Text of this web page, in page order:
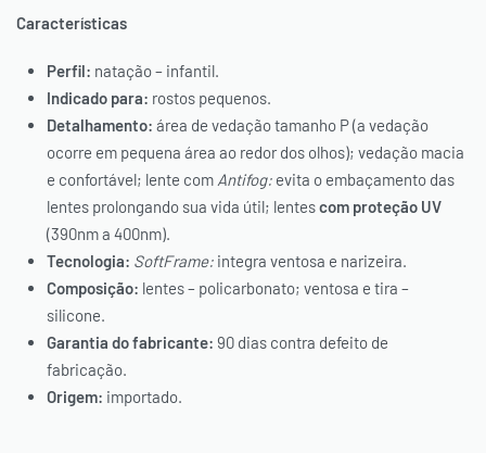
Características
Perfil: natação – infantil.
Indicado para: rostos pequenos.
Detalhamento: área de vedação tamanho P (a vedação
ocorre em pequena área ao redor dos olhos); vedação macia
e confortável; lente com Antifog: evita o embaçamento das
lentes prolongando sua vida útil; lentescom proteção UV
(390nm a 400nm).
Tecnologia: SoftFrame: integra ventosa e narizeira.
Composição: lentes – policarbonato; ventosa e tira –
silicone.
Garantia do fabricante: 90 dias contra defeito de
fabricação.
Origem: importado.